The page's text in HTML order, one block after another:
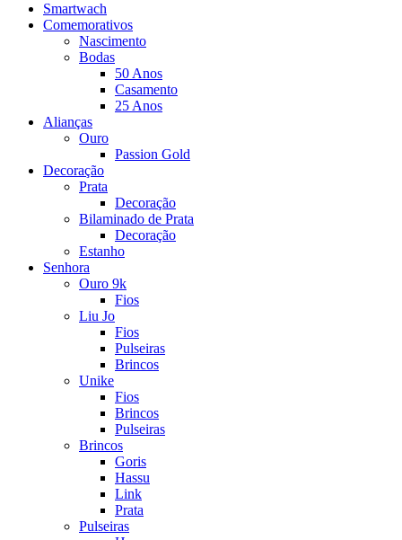
Smartwach
Comemorativos
Nascimento
Bodas
50 Anos
Casamento
25 Anos
Alianças
Ouro
Passion Gold
Decoração
Prata
Decoração
Bilaminado de Prata
Decoração
Estanho
Senhora
Ouro 9k
Fios
Liu Jo
Fios
Pulseiras
Brincos
Unike
Fios
Brincos
Pulseiras
Brincos
Goris
Hassu
Link
Prata
Pulseiras